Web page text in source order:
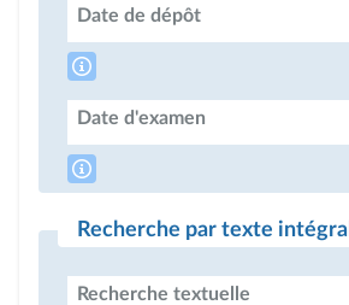
Date de dépôt
Date d'examen
Recherche par texte intégral
Recherche textuelle